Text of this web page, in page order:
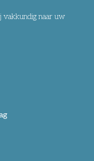
vakkundig naar uw